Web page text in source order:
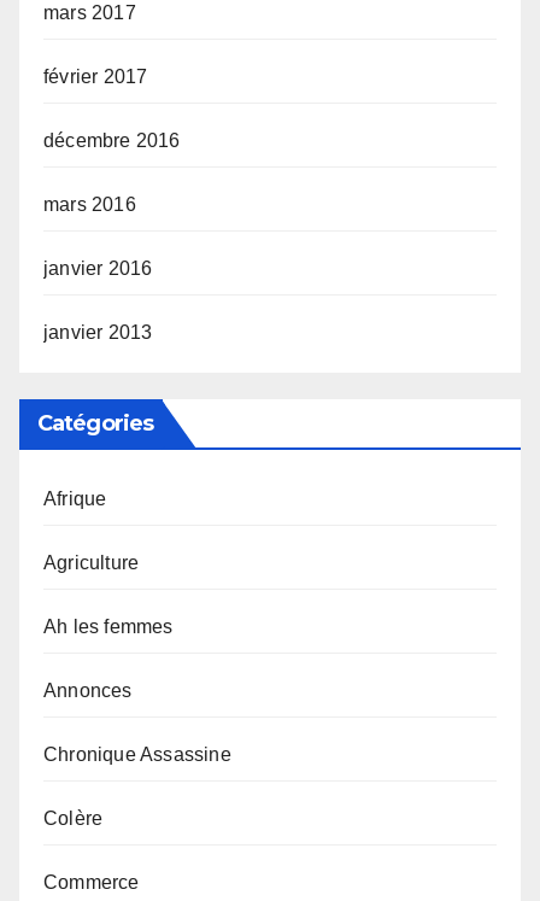
mars 2017
février 2017
décembre 2016
mars 2016
janvier 2016
janvier 2013
Catégories
Afrique
Agriculture
Ah les femmes
Annonces
Chronique Assassine
Colère
Commerce